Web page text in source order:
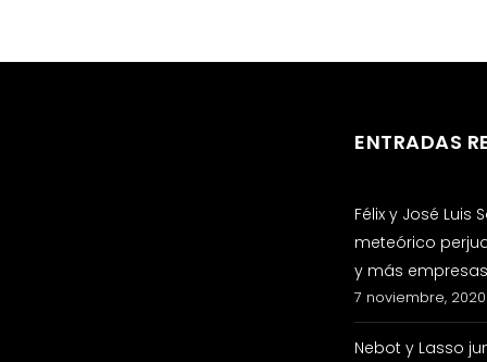
ENTRADAS
Félix y José Luis
meteórico
y más
7 noviembre, 2020
Nebot y Lasso